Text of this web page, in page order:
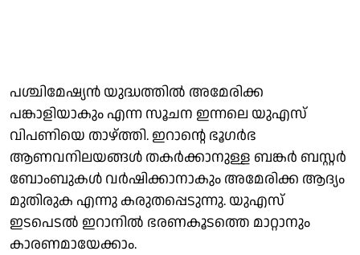
പശ്ചിമേഷ്യൻ യുദ്ധത്തിൽ അമേരിക്ക
പങ്കാളിയാകും എന്ന സൂചന ഇന്നലെ യുഎസ്
വിപണിയെ താഴ്ത്തി. ഇറാൻ്റെ ഭൂഗർഭ
ആണവനിലയങ്ങൾ തകർക്കാനുള്ള ബങ്കർ ബസ്റ്റർ
ബോംബുകൾ വർഷിക്കാനാകും അമേരിക്ക ആദ്യം
മുതിരുക എന്നു കരുതപ്പെടുന്നു. യുഎസ്
ഇടപെടൽ ഇറാനിൽ ഭരണകൂടത്തെ മാറ്റാനും
കാരണമായേക്കാം.